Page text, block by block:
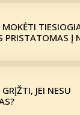
PRISTATOMAS Į
JEI NESU